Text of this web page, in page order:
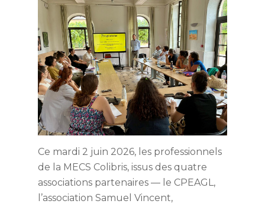
Ce mardi 2 juin 2026, les professionnels
de la MECS Colibris, issus des quatre
associations partenaires — le CPEAGL,
l’association Samuel Vincent,